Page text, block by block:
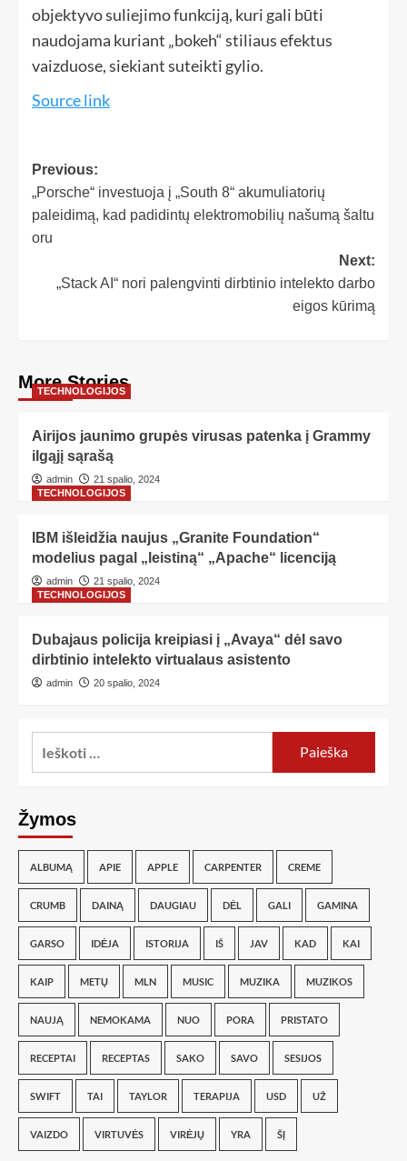
objektyvo suliejimo funkciją, kuri gali būti
naudojama kuriant „bokeh“ stiliaus efektus
vaizduose, siekiant suteikti gylio.
Source link
Previous:
„Porsche“ investuoja į „South 8“ akumuliatorių
paleidimą, kad padidintų elektromobilių našumą šaltu
oru
Next:
„Stack AI“ nori palengvinti dirbtinio intelekto darbo
eigos kūrimą
More Stories
TECHNOLOGIJOS
Airijos jaunimo grupės virusas patenka į Grammy
ilgąjį sąrašą
admin
21 spalio, 2024
TECHNOLOGIJOS
IBM išleidžia naujus „Granite Foundation“
modelius pagal „leistiną“ „Apache“ licenciją
admin
21 spalio, 2024
TECHNOLOGIJOS
Dubajaus policija kreipiasi į „Avaya“ dėl savo
dirbtinio intelekto virtualaus asistento
admin 20 spalio, 2024
Žymos
ALBUMĄ APIE APPLE CARPENTER CREME
CRUMB DAINĄ DAUGIAU DĖL GALI GAMINA
GARSO IDĖJA ISTORIJA IŠ JAV KAD KAI
KAIP METŲ MLN MUSIC MUZIKA MUZIKOS
NAUJĄ NEMOKAMA NUO PORA PRISTATO
RECEPTAI RECEPTAS SAKO SAVO SESIJOS
SWIFT TAI TAYLOR TERAPIJA USD UŽ
VAIZDO VIRTUVĖS VIRĖJŲ YRA ŠĮ